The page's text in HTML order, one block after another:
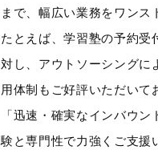
まで、幅広い業務をワンス
たとえば、学習塾の予約受
対し、アウトソーシングに
用体制もご好評いただいて
「迅速・確実なインバウ
験と専門性で力強くご支援